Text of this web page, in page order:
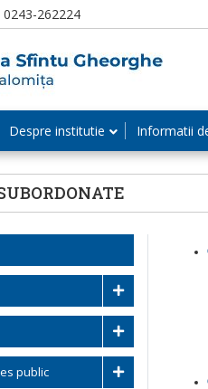
0243-262224
Despre institutie Informatii
public